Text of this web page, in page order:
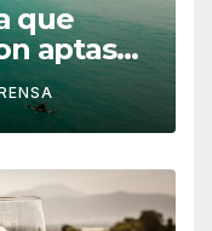
que
aptas